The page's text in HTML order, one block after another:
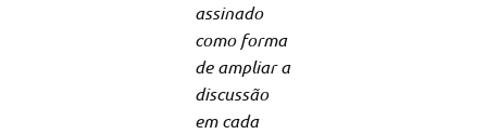
assinado
como forma
de ampliar a
discussão
em cada